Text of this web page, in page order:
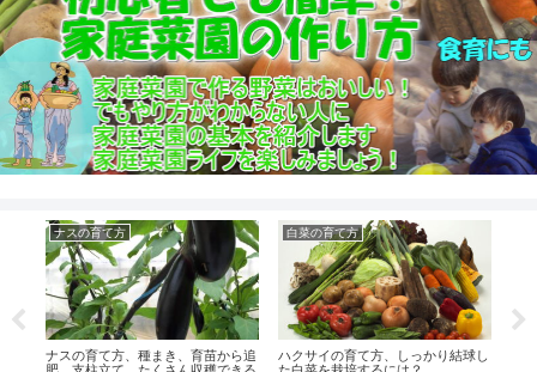
ナスの育て方
ナスの育て方、種まき、育苗から追
白菜の育て方
ハクサイの育て方、しっかり結球し